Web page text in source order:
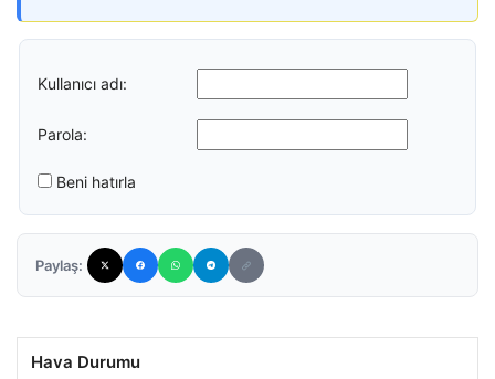
Kullanıcı adı:
Parola:
Beni hatırla
Paylaş:
Hava Durumu